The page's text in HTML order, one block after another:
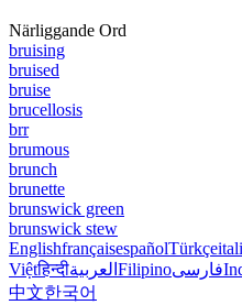
Närliggande Ord
bruising
bruised
bruise
brucellosis
brr
brumous
brunch
brunette
brunswick green
brunswick stew
EnglishfrançaisespañolTürkçe
Việtहिन्दीالعربية Filipinoفارسی
中文한국어